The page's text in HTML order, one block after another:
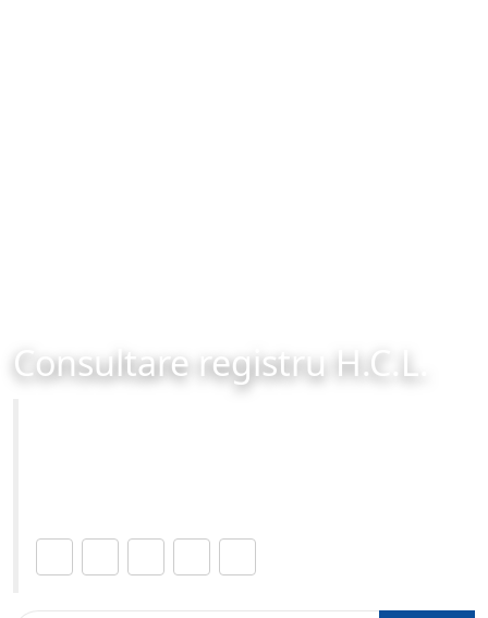
Consultare registru H.C.L.